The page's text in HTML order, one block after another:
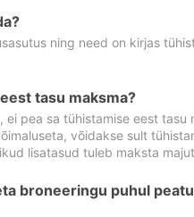
ning need on kirjas
tasu maksma?
pea sa tühistamise eest tasu
võidakse sult
lisatasud tuleb maksta
broneeringu puhul